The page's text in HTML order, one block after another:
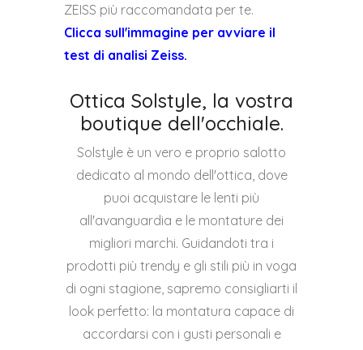
ZEISS più raccomandata per te.
Clicca sull'immagine per avviare il
test di analisi Zeiss.
Ottica Solstyle, la vostra
boutique dell'occhiale.
Solstyle è un vero e proprio salotto
dedicato al mondo dell'ottica, dove
puoi acquistare le lenti più
all'avanguardia e le montature dei
migliori marchi. Guidandoti tra i
prodotti più trendy e gli stili più in voga
di ogni stagione, sapremo consigliarti il
look perfetto: la montatura capace di
accordarsi con i gusti personali e